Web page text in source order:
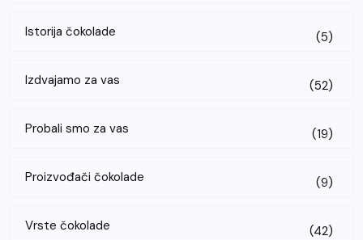
Istorija čokolade (5)
Izdvajamo za vas (52)
Probali smo za vas (19)
Proizvođači čokolade (9)
Vrste čokolade (42)